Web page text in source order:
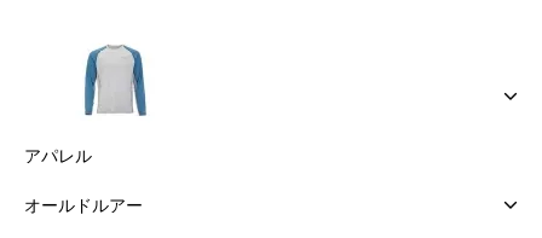
アパレル
オールドルアー